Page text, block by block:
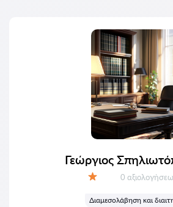
Γεώργιος
Αξιολογήσεις:
0
Διαμεσολάβηση και